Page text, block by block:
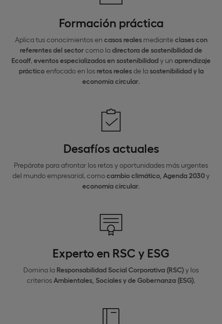
Formación práctica
Aplica tus conocimientos en casos realesmediante clases con
referentes del sectorcomo ladirectora de sostenibilidad de
Ecoalf,eventos especializados en sostenibilidady un aprendizaje
prácticoenfocado en los retos realesde la sostenibilidad y la
economía circular.
Desafíos actuales
Prepárate para afrontar los retos y oportunidades más urgentes
del mundo empresarial, comocambio climático, Agenda 2030y
economía circular.
Experto en RSC y ESG
Domina la Responsabilidad Social Corporativa (RSC)y los
criterios Ambientales, Sociales y de Gobernanza (ESG).